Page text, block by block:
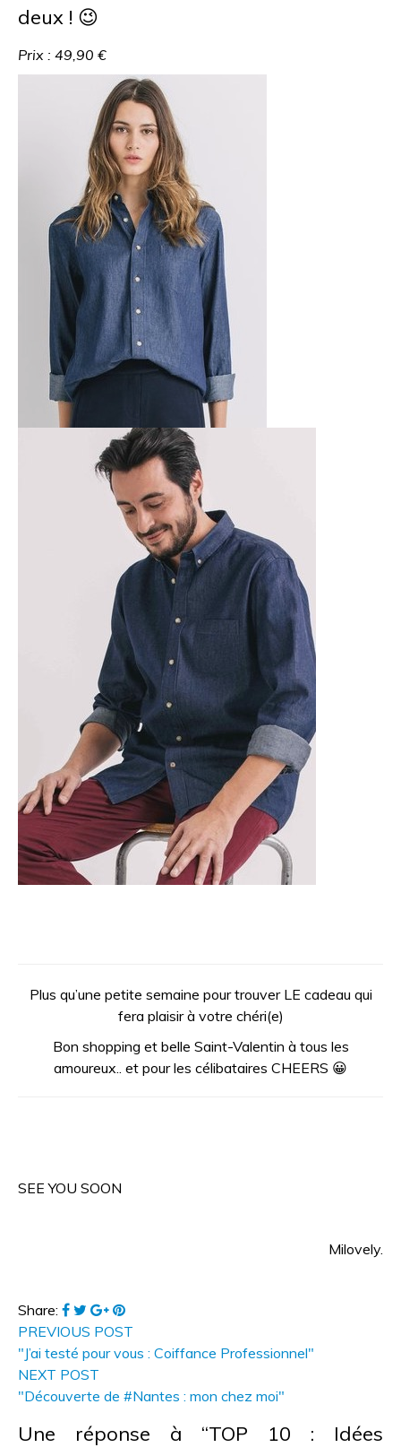
deux ! 😉
Prix : 49,90 €
Plus qu’une petite semaine pour trouver LE cadeau qui
fera plaisir à votre chéri(e)
Bon shopping et belle Saint-Valentin à tous les
amoureux.. et pour les célibataires CHEERS 😀
SEE YOU SOON
Milovely.
Share:
PREVIOUS POST
"J’ai testé pour vous : Coiffance Professionnel"
NEXT POST
"Découverte de #Nantes : mon chez moi"
Une réponse à “TOP 10 : Idées